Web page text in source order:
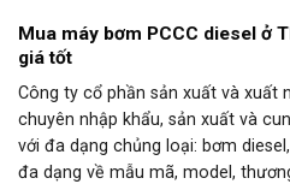
Mua máy bơm PCCC diesel ở
giá tốt
Công ty cổ phần sản xuất và xuất
chuyên nhập khẩu, sản xuất và
với đa dạng chủng loại: bơm
đa dạng về mẫu mã, model,